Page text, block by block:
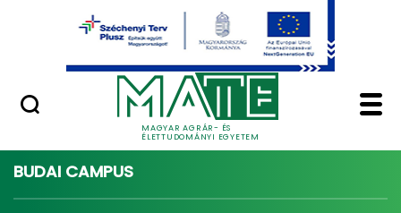
Ugrás a fő tartalomhoz
MAGYAR AGRÁR- ÉS
ÉLETTUDOMÁNYI EGYETEM
Minőségügy
Home - Magyar
BUDAI CAMPUS